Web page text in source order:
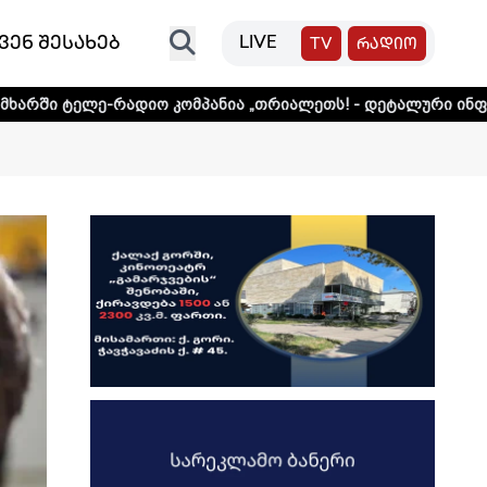
შესახებ LIVE TV რადიო
კომპანია „თრიალეთს! - დეტალური ინფორმაციისთვის